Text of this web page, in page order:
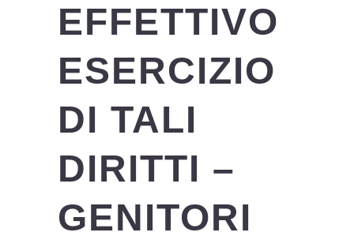
EFFETTIVO
ESERCIZIO
DI TALI
DIRITTI –
GENITORI